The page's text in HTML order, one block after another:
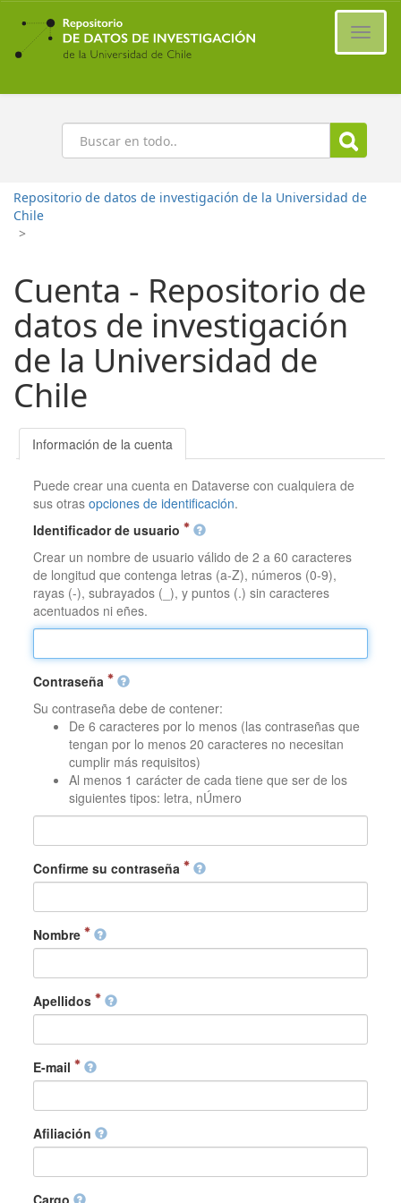
Ir
contenido
principal
Buscar
Repositorio de datos de investigación de la Universidad de
Chile
>
Cuenta - Repositorio de
datos de investigación
de la Universidad de
Chile
Información de la cuenta
Puede crear una cuenta en Dataverse con cualquiera de
sus otrasopciones de identificación.
Identificador de usuario
Crear un nombre de usuario válido de 2 a 60 caracteres
de longitud que contenga letras (a-Z), números (0-9),
rayas (-), subrayados (_), y puntos (.) sin caracteres
acentuados ni eñes.
Contraseña
Su contraseña debe de contener:
De 6 caracteres por lo menos (las contraseñas que
tengan por lo menos 20 caracteres no necesitan
cumplir más requisitos)
Al menos 1 carácter de cada tiene que ser de los
siguientes tipos: letra, nÚmero
Confirme su contraseña
Nombre
Apellidos
E-mail
Afiliación
Cargo